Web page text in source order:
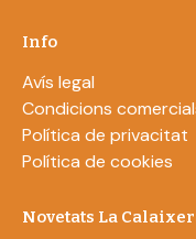
Info
Avís legal
Condicions
Política de privacitat
Política de cookies
Novetats La